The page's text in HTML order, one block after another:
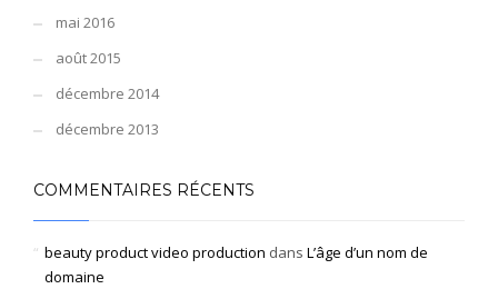
mai 2016
août 2015
décembre 2014
décembre 2013
COMMENTAIRES RÉCENTS
beauty product video production dans L’âge d’un nom de
domaine